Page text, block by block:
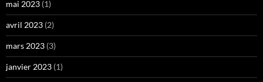
mai 2023 (1)
avril 2023 (2)
mars 2023 (3)
janvier 2023 (1)